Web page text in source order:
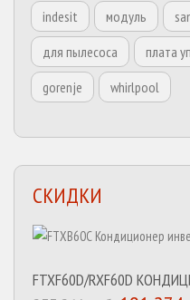
indesit модуль
для пылесоса
плата
gorenje
whirlpool
СКИДКИ
FTXF60D/RXF60D